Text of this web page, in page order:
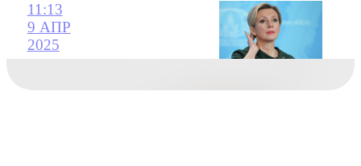
11:13
9 АПР
2025